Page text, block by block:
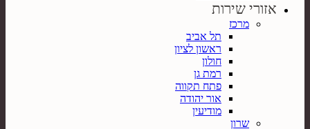
אזורי שירות
מרכז
תל אביב
ראשון לציון
חולון
רמת גן
פתח תקווה
אור יהודה
מודיעין
שרון